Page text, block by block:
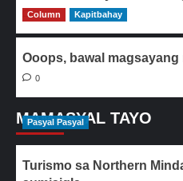
0
Column Kapitbahay
Ooops, bawal
0
MAMASYAL TAYO
Pasyal Pasyal
Turismo sa Northern